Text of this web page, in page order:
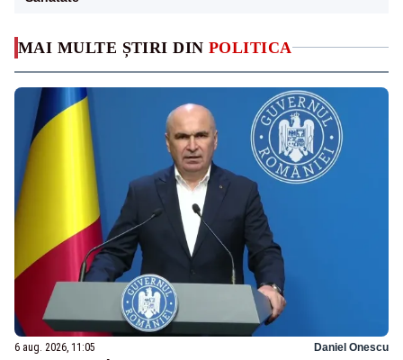
MAI MULTE ȘTIRI DIN POLITICA
6 aug. 2026, 11:05 Daniel Onescu